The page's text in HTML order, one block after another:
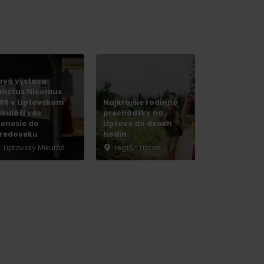
výstava
Nicolaus
v Liptovskom
vás
do
Liptovský Mikuláš
Najkrajšie rodinné
prechádzky na
Liptove do dvoch
hodín
región Liptov